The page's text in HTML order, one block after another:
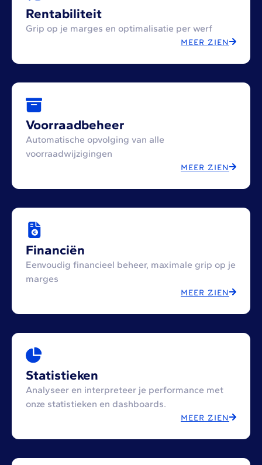
Rentabiliteit
Grip op je marges en optimalisatie per werf
MEER ZIEN
Voorraadbeheer
Automatische opvolging van alle
voorraadwijzigingen
MEER ZIEN
Financiën
Eenvoudig financieel beheer, maximale grip op je
marges
MEER ZIEN
Statistieken
Analyseer en interpreteer je performance met
onze statistieken en dashboards.
MEER ZIEN